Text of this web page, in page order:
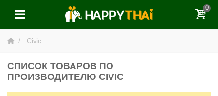
0
Civic
СПИСОК ТОВАРОВ ПО
ПРОИЗВОДИТЕЛЮ CIVIC